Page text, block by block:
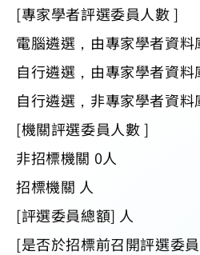
[專家學者評選委員人數 ]
電腦遴選，由專家學者資料
自行遴選，由專家學者資料
自行遴選，非專家學者資料
[機關評選委員人數 ]
非招標機關 0人
招標機關 人
[評選委員總額] 人
[是否於招標前召開評選委